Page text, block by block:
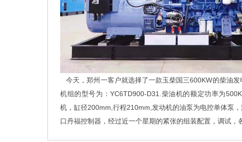
今天，郑州一客户就选择了一款玉柴国三600KW的柴油
机组的型号为：YC6TD900-D31.柴油机的额定功率为
机，缸径200mm,行程210mm,发动机的油泵为电控单体泵
口丹福控制器，经过近一个星期的紧张的组装配置，调试，